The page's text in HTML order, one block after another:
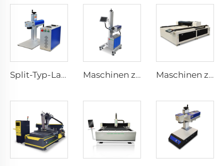
Split-Typ-Lasermarkierungsmaschine Maschinen zur Bezeichnung mit Laser Maschinen zum Lasergravurieren und Schneiden 1325